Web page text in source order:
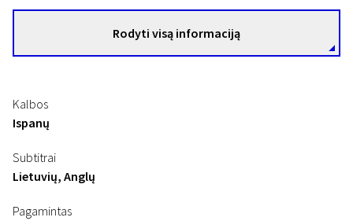
Rodyti visą informaciją
Kalbos
Ispanų
Subtitrai
Lietuvių, Anglų
Pagamintas